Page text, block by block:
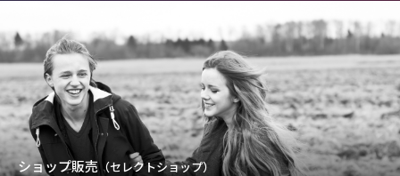
ショップ販売（セレクトショップ）